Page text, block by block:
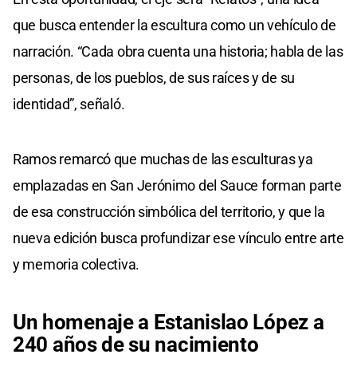
que busca entender la escultura como un vehículo de
narración. “Cada obra cuenta una historia; habla de las
personas, de los pueblos, de sus raíces y de su
identidad”, señaló.
Ramos remarcó que muchas de las esculturas ya
emplazadas en San Jerónimo del Sauce forman parte
de esa construcción simbólica del territorio, y que la
nueva edición busca profundizar ese vínculo entre arte
y memoria colectiva.
Un homenaje a Estanislao López a
240 años de su nacimiento